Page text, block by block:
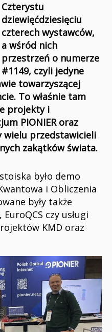
Czterystu
dziewięćdziesięciu
czterech wystawców,
a wśród nich
przestrzeń o numerze
#1149, czyli jedyne
towarzyszącej
To właśnie tam
projekty i
PIONIER oraz
wielu przedstawicieli
zakątków świata.
było demo
i Obliczenia
były także
czy usługi
KMD oraz